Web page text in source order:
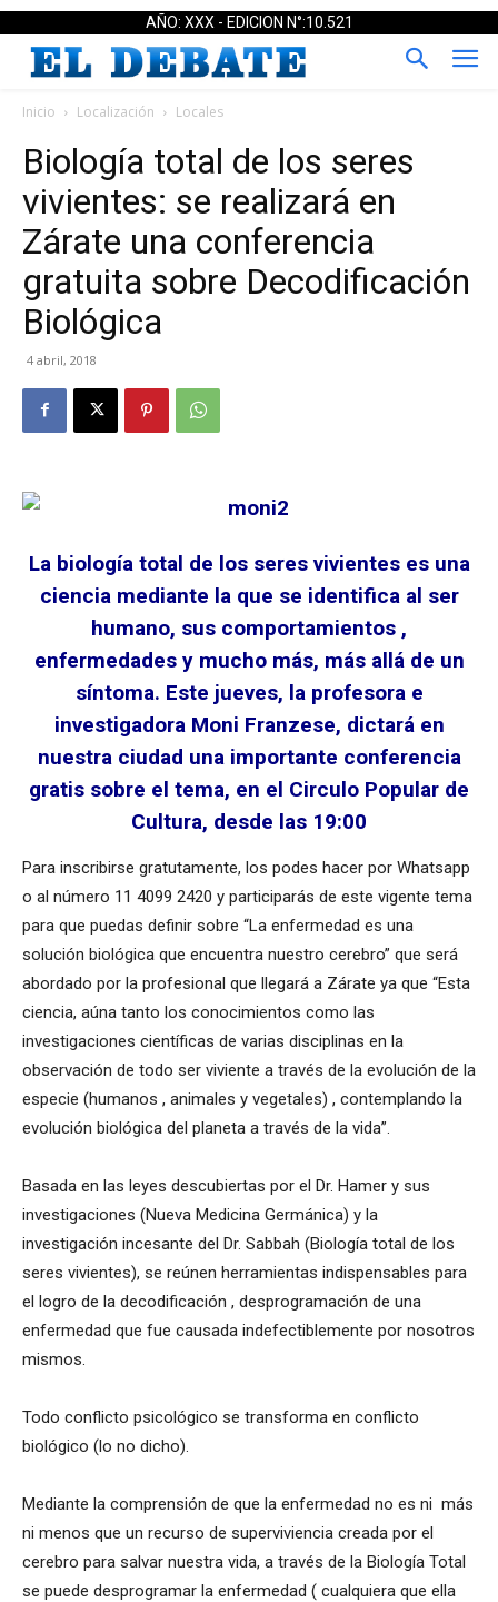
AÑO: XXX - EDICION N°:10.521
Inicio Localización Locales
Biología total de los seres
vivientes: se realizará en
Zárate una conferencia
gratuita sobre Decodificación
Biológica
4 abril, 2018
La biología total de los seres vivientes es una
ciencia mediante la que se identifica al ser
humano, sus comportamientos ,
enfermedades y mucho más, más allá de un
síntoma. Este jueves, la profesora e
investigadora Moni Franzese, dictará en
nuestra ciudad una importante conferencia
gratis sobre el tema, en el Circulo Popular de
Cultura, desde las 19:00
Para inscribirse gratutamente, los podes hacer por Whatsapp
o al número 11 4099 2420 y participarás de este vigente tema
para que puedas definir sobre “La enfermedad es una
solución biológica que encuentra nuestro cerebro” que será
abordado por la profesional que llegará a Zárate ya que “Esta
ciencia, aúna tanto los conocimientos como las
investigaciones científicas de varias disciplinas en la
observación de todo ser viviente a través de la evolución de la
especie (humanos , animales y vegetales) , contemplando la
evolución biológica del planeta a través de la vida”.
Basada en las leyes descubiertas por el Dr. Hamer y sus
investigaciones (Nueva Medicina Germánica) y la
investigación incesante del Dr. Sabbah (Biología total de los
seres vivientes), se reúnen herramientas indispensables para
el logro de la decodificación , desprogramación de una
enfermedad que fue causada indefectiblemente por nosotros
mismos.
Todo conflicto psicológico se transforma en conflicto
biológico (lo no dicho).
Mediante la comprensión de que la enfermedad no es ni más
ni menos que un recurso de superviviencia creada por el
cerebro para salvar nuestra vida, a través de la Biología Total
se puede desprogramar la enfermedad ( cualquiera que ella